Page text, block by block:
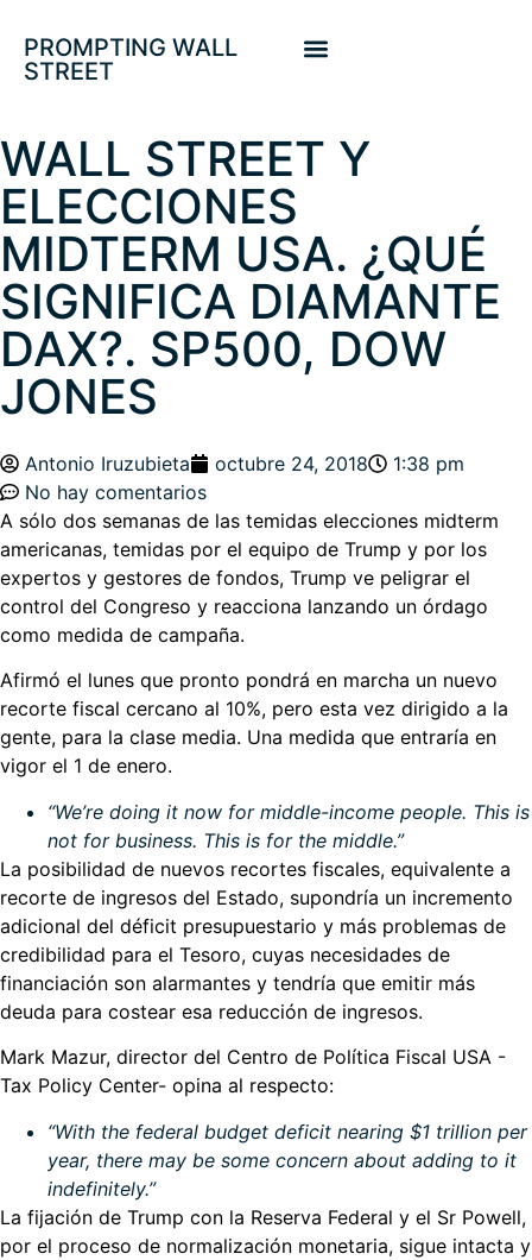
PROMPTING WALL
STREET
WALL STREET Y
ELECCIONES
MIDTERM USA. ¿QUÉ
SIGNIFICA DIAMANTE
DAX?. SP500, DOW
JONES
Antonio Iruzubieta octubre 24, 2018
1:38 pm
No hay comentarios
A sólo dos semanas de las temidas elecciones midterm
americanas, temidas por el equipo de Trump y por los
expertos y gestores de fondos, Trump ve peligrar el
control del Congreso y reacciona lanzando un órdago
como medida de campaña.
Afirmó el lunes que pronto pondrá en marcha un nuevo
recorte fiscal cercano al 10%, pero esta vez dirigido a la
gente, para la clase media. Una medida que entraría en
vigor el 1 de enero.
“We’re doing it now for middle-income people. This is
not for business. This is for the middle.”
La posibilidad de nuevos recortes fiscales, equivalente a
recorte de ingresos del Estado, supondría un incremento
adicional del déficit presupuestario y más problemas de
credibilidad para el Tesoro, cuyas necesidades de
financiación son alarmantes y tendría que emitir más
deuda para costear esa reducción de ingresos.
Mark Mazur, director del Centro de Política Fiscal USA -
Tax Policy Center- opina al respecto:
“With the federal budget deficit nearing $1 trillion per
year, there may be some concern about adding to it
indefinitely.”
La fijación de Trump con la Reserva Federal y el Sr Powell,
por el proceso de normalización monetaria, sigue intacta y